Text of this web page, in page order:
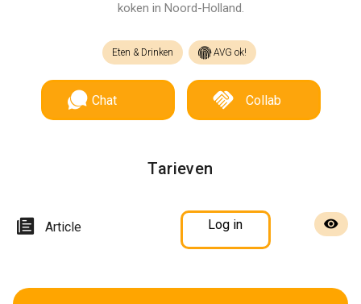
koken in Noord-Holland.
Eten & Drinken AVG ok!
Chat Collab
Tarieven
Article Log in